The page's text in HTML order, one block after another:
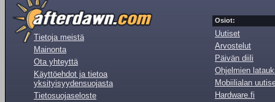
Tietoja meistä
Mainonta
Ota yhteyttä
Käyttöehdot ja tietoa
yksityisyydensuojasta
Tietosuojaseloste
Osiot:
Uutiset
Arvostelut
Päivän diili
Ohjelmien
Mobiilialan
Hardware.fi